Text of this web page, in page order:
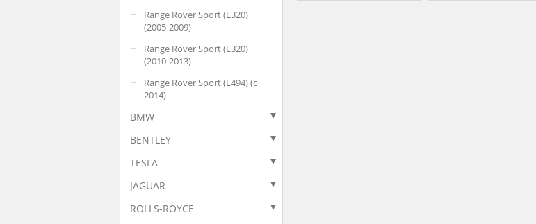
Range Rover Sport (L320)
(2005-2009)
Range Rover Sport (L320)
(2010-2013)
Range Rover Sport (L494) (с
2014)
BMW
BENTLEY
TESLA
JAGUAR
ROLLS-ROYCE